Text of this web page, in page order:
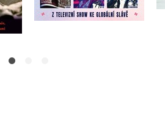
349 Kč
279 Kč